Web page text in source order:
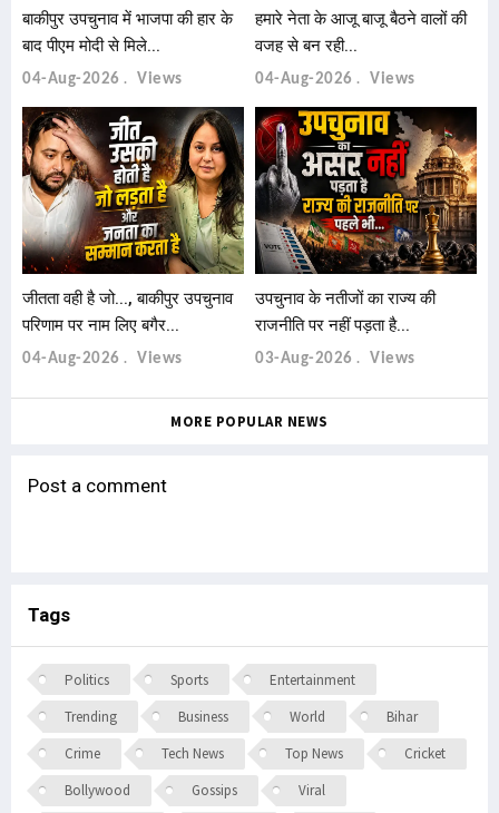
बाकीपुर उपचुनाव में भाजपा की हार के
बाद पीएम मोदी से मिले...
04-Aug-2026 Views
हमारे नेता के आजू बाजू बैठने वालों की
वजह से बन रही...
04-Aug-2026 Views
जीतता वही है जो..., बाकीपुर उपचुनाव
परिणाम पर नाम लिए बगैर...
04-Aug-2026 Views
उपचुनाव के नतीजों का राज्य की
राजनीति पर नहीं पड़ता है...
03-Aug-2026 Views
MORE POPULAR NEWS
Post a comment
Tags
Politics Sports
Entertainment
Trending
Business World
Bihar
Crime
Tech News Top News
Cricket
Bollywood
Gossips
Viral